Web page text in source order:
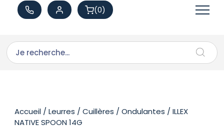
(0)
Accueil /Leurres /Cuillères /Ondulantes / ILLEX
NATIVE SPOON 14G